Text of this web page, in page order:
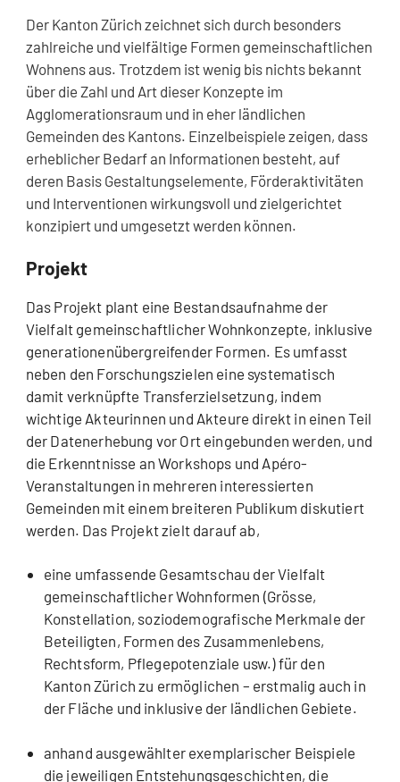
Der Kanton Zürich zeichnet sich durch besonders
zahlreiche und vielfältige Formen gemeinschaftlichen
Wohnens aus. Trotzdem ist wenig bis nichts bekannt
über die Zahl und Art dieser Konzepte im
Agglomerationsraum und in eher ländlichen
Gemeinden des Kantons. Einzelbeispiele zeigen, dass
erheblicher Bedarf an Informationen besteht, auf
deren Basis Gestaltungselemente, Förderaktivitäten
und Interventionen wirkungsvoll und zielgerichtet
konzipiert und umgesetzt werden können.
Projekt
Das Projekt plant eine Bestandsaufnahme der
Vielfalt gemeinschaftlicher Wohnkonzepte, inklusive
generationenübergreifender Formen. Es umfasst
neben den Forschungszielen eine systematisch
damit verknüpfte Transferzielsetzung, indem
wichtige Akteurinnen und Akteure direkt in einen Teil
der Datenerhebung vor Ort eingebunden werden, und
die Erkenntnisse an Workshops und Apéro-
Veranstaltungen in mehreren interessierten
Gemeinden mit einem breiteren Publikum diskutiert
werden. Das Projekt zielt darauf ab,
eine umfassende Gesamtschau der Vielfalt
gemeinschaftlicher Wohnformen (Grösse,
Konstellation, soziodemografische Merkmale der
Beteiligten, Formen des Zusammenlebens,
Rechtsform, Pflegepotenziale usw.) für den
Kanton Zürich zu ermöglichen – erstmalig auch in
der Fläche und inklusive der ländlichen Gebiete.
anhand ausgewählter exemplarischer Beispiele
die jeweiligen Entstehungsgeschichten, die